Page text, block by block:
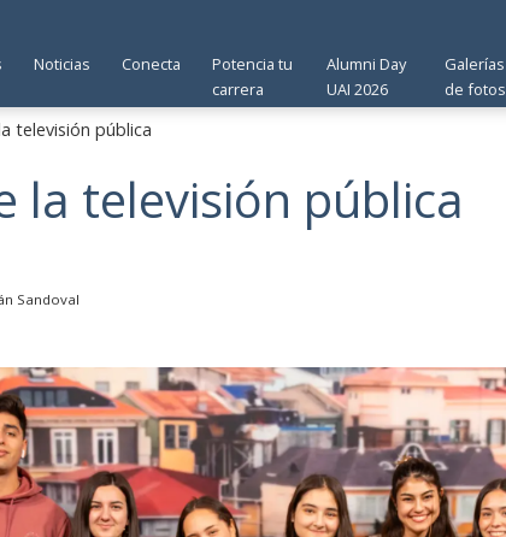
Noticias Conecta
Potencia tu
carrera
Alumni Day
UAI 2026
Galerías
de fotos
televisión pública
la televisión pública
Sandoval